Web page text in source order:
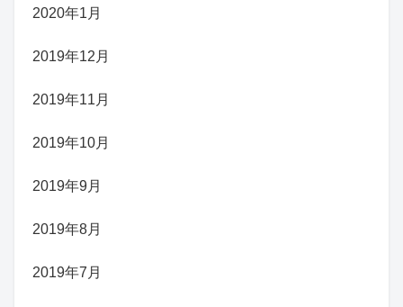
2020年1月
2019年12月
2019年11月
2019年10月
2019年9月
2019年8月
2019年7月